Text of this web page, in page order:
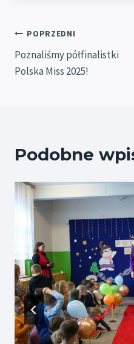
Nawigacja
wpisu
POPRZEDNI
Poznaliśmy półfinalistki
Polska Miss 2025!
Podobne